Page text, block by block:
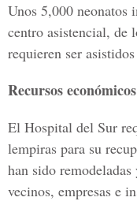
Unos 5,000 neonatos
centro asistencial, de
requieren ser
Recursos económicos
El Hospital del Sur
lempiras para su
han sido
vecinos, empresas e